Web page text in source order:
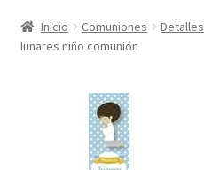
Tienda
Localización
Inicio Comuniones Detalles
lunares niño comunión